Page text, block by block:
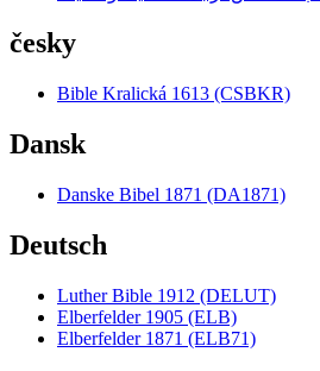
česky
Bible Kralická 1613 (CSBKR)
Dansk
Danske Bibel 1871 (DA1871)
Deutsch
Luther Bible 1912 (DELUT)
Elberfelder 1905 (ELB)
Elberfelder 1871 (ELB71)